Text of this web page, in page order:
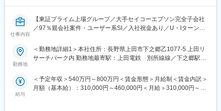
面でキャリアを広げられるポジションです。
ています。
各種研修制度、および資格取得支援制度／能力開発制度を活用す
また、業界の最新動向や業務改善報告など、さまざまなテーマに
ついてプレゼンをする技術発表会もあります。
仕事内容
【東証プライム上場グループ／大手セイコーエプソン完全子会社
／97％親会社案件・ユーザー系SI／入社祝金あり／U・Iターン歓
■業務概要：
スキルや志向に応じて、最適な業務領域をお任せします。
勤務地
＜勤務地詳細1＞本社住所：長野県上田市下之郷乙1077-5 上田リ
サーチパーク内 勤務地最寄駅：上田電鉄 別所線線／下之郷駅受
野県上田市下之郷浅間原813-21 上田リサーチパーク内 勤務地最
寄駅：上田電鉄 別所線線／下之郷駅受動喫煙対策：敷地内全面
給与
＜予定年収＞540万円～800万円＜賃金形態＞月給制＜賃金内訳＞
月額（基本給）：310,000円～460,000円＜月給＞310,000円～